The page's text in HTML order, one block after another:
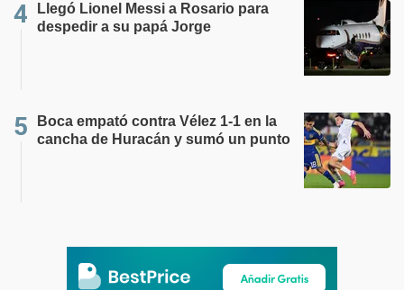
Llegó Lionel Messi a Rosario para
despedir a su papá Jorge
Boca empató contra Vélez 1-1 en la
cancha de Huracán y sumó un punto